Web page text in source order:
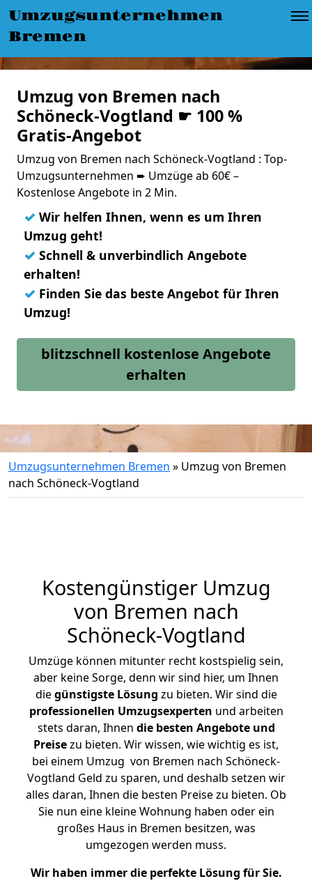
Umzugsunternehmen
Bremen
Umzug von Bremen nach
Schöneck-Vogtland ☛ 100 %
Gratis-Angebot
Umzug von Bremen nach Schöneck-Vogtland : Top-
Umzugsunternehmen ➨ Umzüge ab 60€ –
Kostenlose Angebote in 2 Min.
✓ Wir helfen Ihnen, wenn es um Ihren
Umzug geht!
✓ Schnell & unverbindlich Angebote
erhalten!
✓ Finden Sie das beste Angebot für Ihren
Umzug!
blitzschnell kostenlose Angebote
erhalten
Umzugsunternehmen Bremen » Umzug von Bremen
nach Schöneck-Vogtland
Kostengünstiger Umzug
von Bremen nach
Schöneck-Vogtland
Umzüge können mitunter recht kostspielig sein,
aber keine Sorge, denn wir sind hier, um Ihnen
diegünstigste Lösung zu bieten. Wir sind die
professionellen Umzugsexperten und arbeiten
stets daran, Ihnen die besten Angebote und
Preisezu bieten. Wir wissen, wie wichtig es ist,
bei einem Umzug von Bremen nach Schöneck-
Vogtland Geld zu sparen, und deshalb setzen wir
alles daran, Ihnen die besten Preise zu bieten. Ob
Sie nun eine kleine Wohnung haben oder ein
großes Haus in Bremen besitzen, was
umgezogen werden muss.
Wir haben immer die perfekte Lösung für Sie.